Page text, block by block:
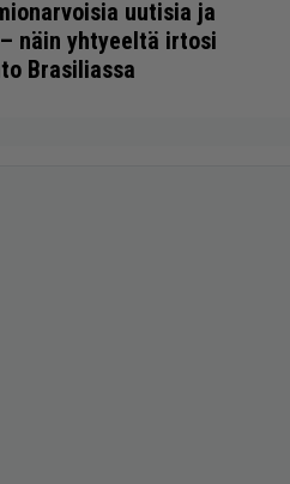
uutisia ja
näin yhtyeeltä irtosi
Brasiliassa